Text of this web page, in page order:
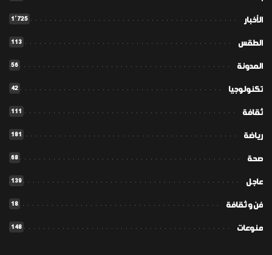
الأخبار 1٬725
الطقس 113
المدونة 56
تكنولوجيا 42
ثقافة 111
رياضة 181
صحة 68
عاجل 139
فن و ثقافة 18
منوعات 148